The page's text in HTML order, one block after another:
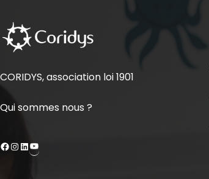
CORIDYS, association loi 1901
Qui sommes nous ?